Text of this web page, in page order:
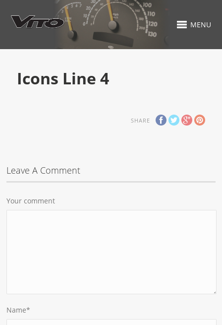
MENU
Icons Line 4
SHARE
Leave A Comment
Your comment
Name*